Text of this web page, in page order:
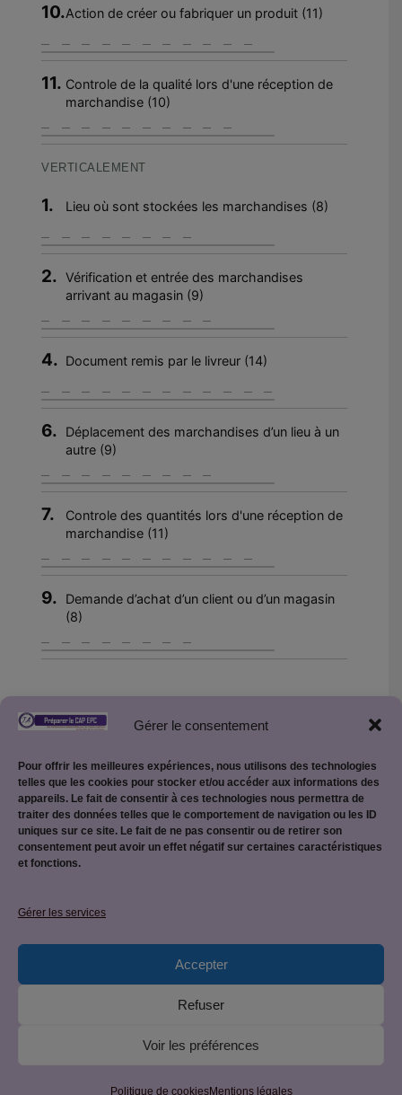
Gérer le consentement
Pour offrir les meilleures expériences, nous utilisons des technologies
telles que les cookies pour stocker et/ou accéder aux informations des
appareils. Le fait de consentir à ces technologies nous permettra de
traiter des données telles que le comportement de navigation ou les ID
uniques sur ce site. Le fait de ne pas consentir ou de retirer son
consentement peut avoir un effet négatif sur certaines caractéristiques
et fonctions.
Gérer les services
Accepter
Refuser
Voir les préférences
Politique de cookiesMentions légales
10.Action de créer ou fabriquer un produit (11)
11. Controle de la qualité lors d'une réception de
marchandise (10)
VERTICALEMENT
1. Lieu où sont stockées les marchandises (8)
2. Vérification et entrée des marchandises
arrivant au magasin (9)
4. Document remis par le livreur (14)
6.
Déplacement des marchandises d’un lieu à un
autre (9)
7.
Controle des quantités lors d'une réception de
marchandise (11)
9.
Demande d’achat d’un client ou d’un magasin
(8)
Retour vers la page des Mots croisés
© 2026 CAP EPC : équipier polyvalent du commerce • Site
JetForceOne• Construit avecGeneratePress